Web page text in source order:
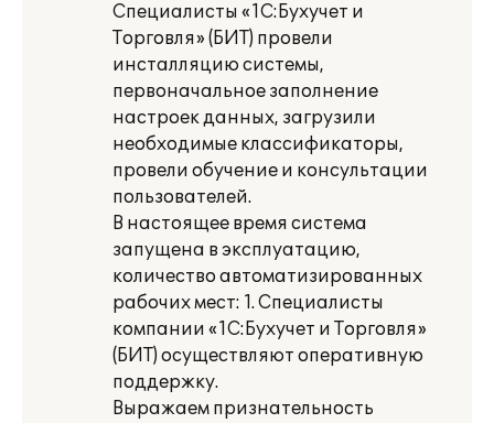
Специалисты «1С:Бухучет и
Торговля» (БИТ) провели
инсталляцию системы,
первоначальное заполнение
настроек данных, загрузили
необходимые классификаторы,
провели обучение и консультации
пользователей.
В настоящее время система
запущена в эксплуатацию,
количество автоматизированных
рабочих мест: 1. Специалисты
компании «1С:Бухучет и Торговля»
(БИТ) осуществляют оперативную
поддержку.
Выражаем признательность